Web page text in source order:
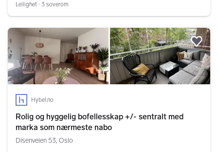
Leilighet ∙ 3 soverom
Hybel.no
Rolig og hyggelig bofellesskap +/- sentralt med
marka som nærmeste nabo
Disenveien 53, Oslo